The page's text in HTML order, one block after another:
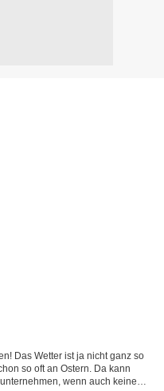
Das Wetter ist ja nicht ganz so
so oft an Ostern. Da kann
wenn auch keinen